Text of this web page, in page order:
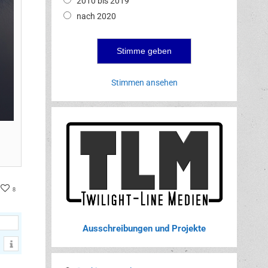
Facebook
8
nach 2020
Stimmen ansehen
Ausschreibungen und Projekte